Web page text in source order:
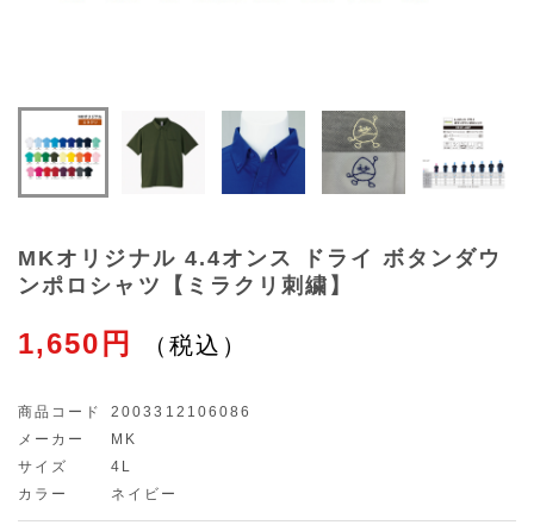
MKオリジナル 4.4オンス ドライ ボタンダウ
ンポロシャツ【ミラクリ刺繍】
1,650円
商品コード
2003312106086
メーカー
MK
サイズ
4L
カラー
ネイビー